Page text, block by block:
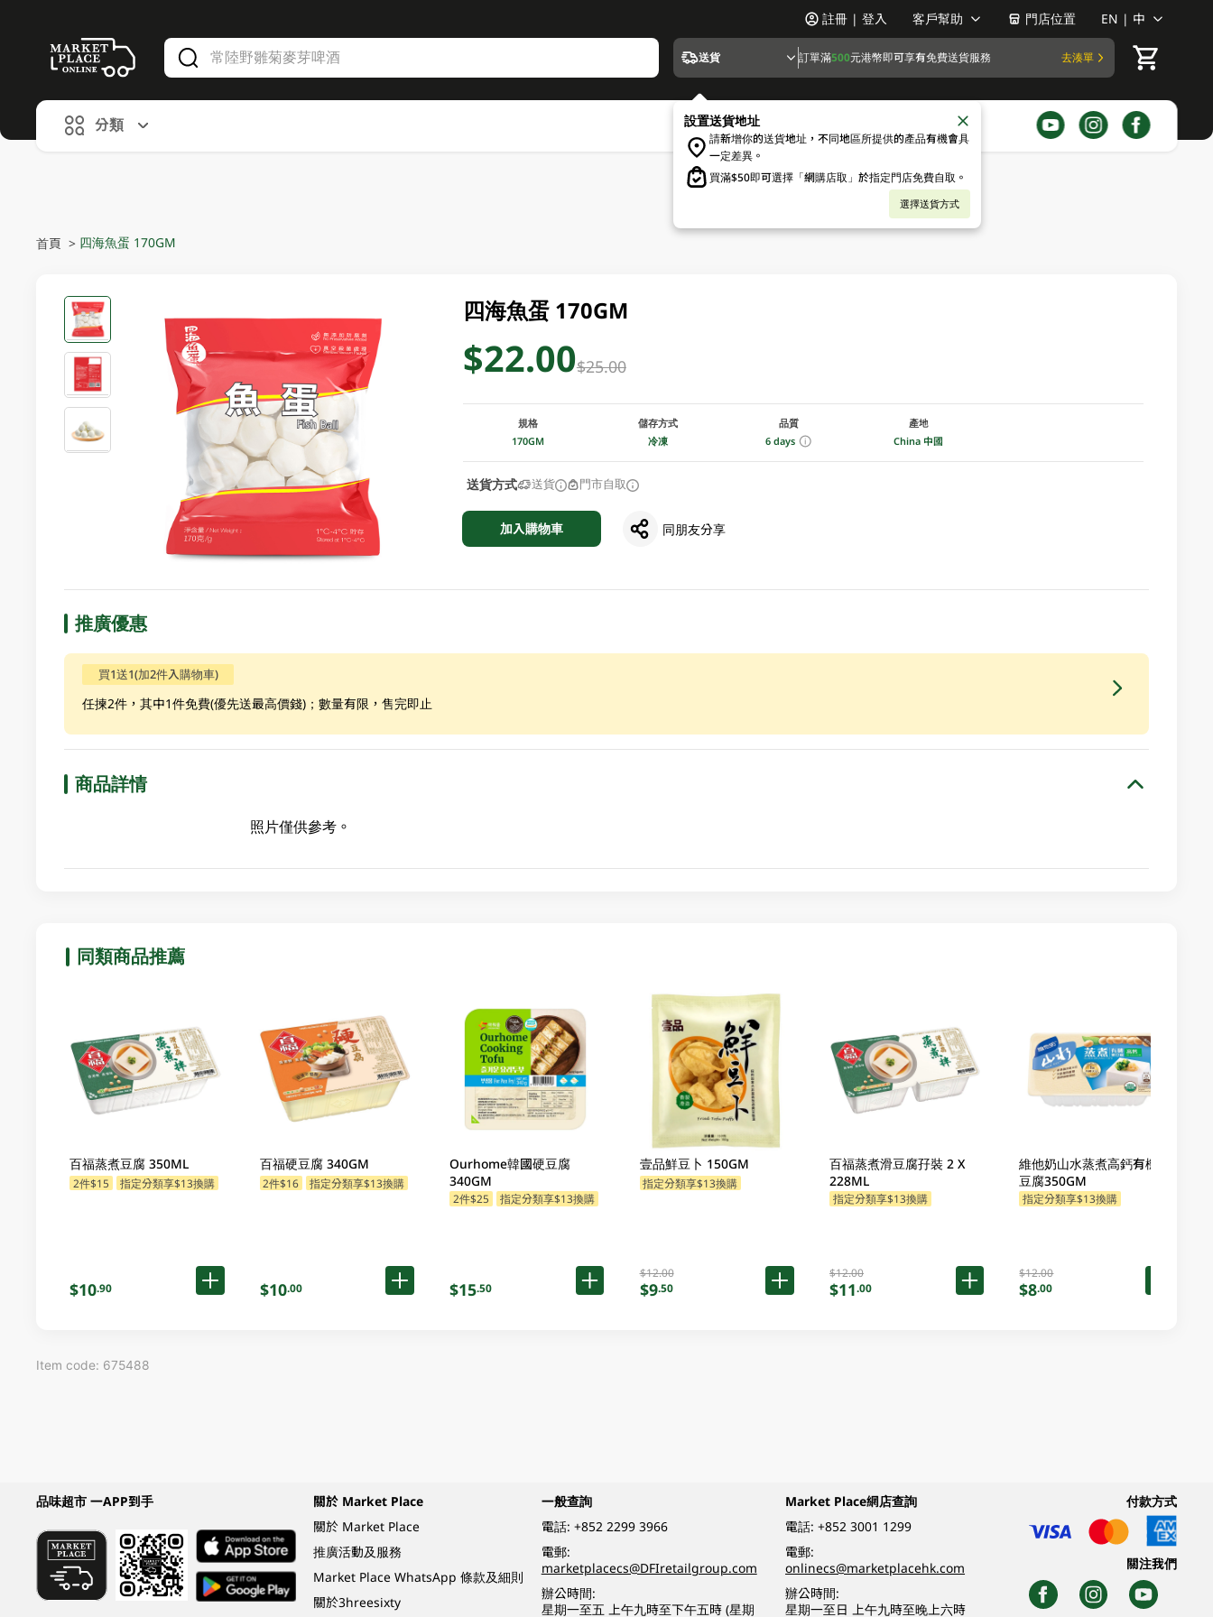
alid Until 30 June 2026
註冊 | 登入 客戶幫助 門店位置 EN | 中
送貨 訂單滿500元港幣即可享有免費送貨服務 去湊單
設置送貨地址
請新增你的送貨地址，不同地區所提供的產品有機會具
一定差異。
買滿$50即可選擇「網購店取」於指定門店免費自取。
選擇送貨方式
分類
首頁 > 四海魚蛋 170GM
四海魚蛋 170GM
$22.00$25.00
規格
170GM
儲存方式
冷凍
品質
6 days
產地
China 中國
送貨方式 送貨 門市自取
加入購物車 同朋友分享
推廣優惠
買1送1(加2件入購物車)
任揀2件，其中1件免費(優先送最高價錢)；數量有限，售完即止
商品詳情
照片僅供參考。
同類商品推薦
百福蒸煮豆腐 350ML
2件$15 指定分類享$13換購
$10.90
百福硬豆腐 340GM
2件$16 指定分類享$13換購
$10.00
Ourhome韓國硬豆腐
340GM
2件$25 指定分類享$13換購
$15.50
壹品鮮豆卜 150GM
指定分類享$13換購
$12.00
$9.50
百福蒸煮滑豆腐孖裝 2 X
228ML
指定分類享$13換購
$12.00
$11.00
維他奶山水蒸煮高鈣有機嫩
豆腐350GM
指定分類享$13換購
$12.00
$8.00
Item code: 675488
品味超市 一APP到手
關於 Market Place
關於 Market Place
推廣活動及服務
Market Place WhatsApp 條款及細則
關於3hreesixty
一般查詢
電話: +852 2299 3966
電郵:
marketplacecs@DFIretailgroup.com
辦公時間:
星期一至五 上午九時至下午五時 (星期
Market Place網店查詢
電話:+852 3001 1299
電郵:
onlinecs@marketplacehk.com
辦公時間:
星期一至日 上午九時至晚上六時
付款方式
關注我們